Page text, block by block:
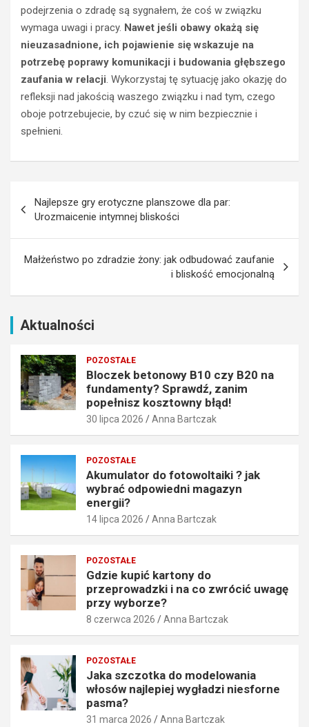
podejrzenia o zdradę są sygnałem, że coś w związku
wymaga uwagi i pracy. Nawet jeśli obawy okażą się
nieuzasadnione, ich pojawienie się wskazuje na
potrzebę poprawy komunikacji i budowania głębszego
zaufania w relacji . Wykorzystaj tę sytuację jako okazję do
refleksji nad jakością waszego związku i nad tym, czego
oboje potrzebujecie, by czuć się w nim bezpiecznie i
spełnieni.
wpisu
Najlepsze gry erotyczne planszowe dla par:
Urozmaicenie intymnej bliskości
Małżeństwo po zdradzie żony: jak odbudować zaufanie
i bliskość emocjonalną
Aktualności
POZOSTAŁE
Bloczek betonowy B10 czy B20 na
fundamenty? Sprawdź, zanim
popełnisz kosztowny błąd!
30 lipca 2026 Anna Bartczak
POZOSTAŁE
Akumulator do fotowoltaiki ? jak
wybrać odpowiedni magazyn
energii?
14 lipca 2026 Anna Bartczak
POZOSTAŁE
Gdzie kupić kartony do
przeprowadzki i na co zwrócić uwagę
przy wyborze?
8 czerwca 2026 Anna Bartczak
POZOSTAŁE
Jaka szczotka do modelowania
włosów najlepiej wygładzi niesforne
pasma?
31 marca 2026 Anna Bartczak
n
d
a
m
e
y
?
p
w
ź
n
m
o
p
e
n
s
z
k
o
s
z
o
w
n
30
lipca
2026
o
w
o
a
k
?
k
y
ć
d
o
w
e
d
i
m
a
g
a
z
n
e
n
g
?
14
lipca
2026